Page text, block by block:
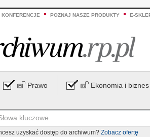
POZNAJ NASZE PRODUKTY E-
Prawo Ekonomia i biznes
uzyskać dostęp do archiwum? Zobacz ofertę